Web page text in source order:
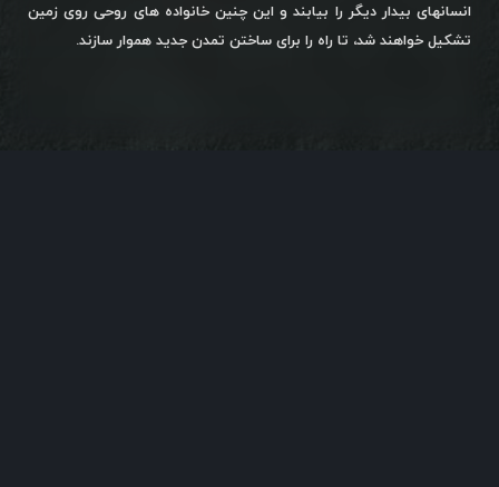
انسانهای بیدار دیگر را بیابند و این چنین خانواده های روحی روی زمین
تشکیل خواهند شد، تا راه را برای ساختن تمدن جدید هموار سازند.